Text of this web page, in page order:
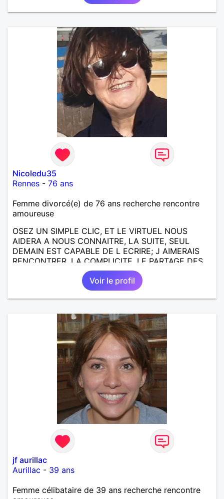
Nicoledu35
Rennes - 76 ans
Femme divorcé(e) de 76 ans recherche rencontre
amoureuse
OSEZ UN SIMPLE CLIC, ET LE VIRTUEL NOUS
AIDERA A NOUS CONNAITRE, LA SUITE, SEUL
DEMAIN EST CAPABLE DE L ECRIRE; J AIMERAIS
RENCONTRER, LA COMPLICITE, LE PARTAGE DES
BELLES CHOSES DE LA VIE : BALADES, VOYAGES
EN FRANCE OU AILLEURS. ETRE A L ECOUTE DE L
AUTRE, ET LA VIE SERA PLUS BELLE
ENCORE.....................
Voir le profil
jf aurillac
Aurillac - 39 ans
Femme célibataire de 39 ans recherche rencontre